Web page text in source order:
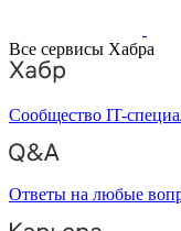
Все сервисы Хабра
Сообщество IT-
Ответы на любые